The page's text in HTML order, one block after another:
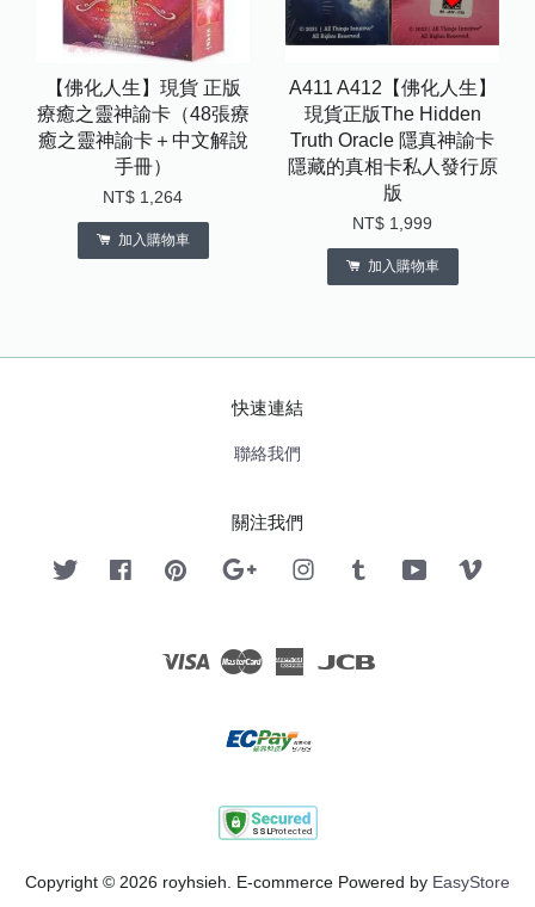
【佛化人生】現貨 正版
療癒之靈神諭卡（48張療
癒之靈神諭卡＋中文解說
手冊）
NT$ 1,264
加入購物車
A411 A412【佛化人生】
現貨正版The Hidden
Truth Oracle 隱真神諭卡
隱藏的真相卡私人發行原
版
NT$ 1,999
加入購物車
快速連結
聯絡我們
關注我們
Twitter FacebookPinterest Google InstagramTumblr YouTube
Visa Master American
Copyright © 2026 royhsieh. E-commerce Powered by EasyStore